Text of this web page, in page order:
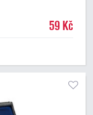
59 Kč